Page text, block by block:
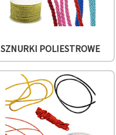
SZNURKI POLIESTROWE